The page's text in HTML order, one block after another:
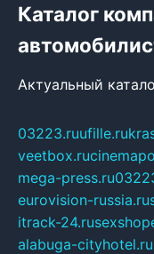
Каталог
Актуальный
03223.ruufille.ru
veetbox.ru
mega-press.ru
eurovision-russia.ru
itrack-24.ru
alabuga-cityhotel.ru